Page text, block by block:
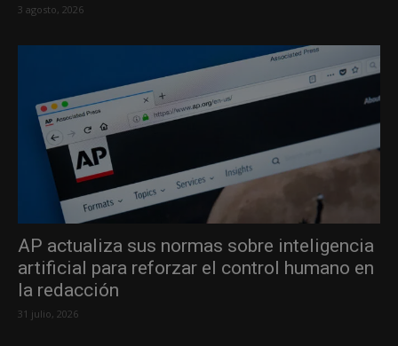
3 agosto, 2026
AP actualiza sus normas sobre inteligencia
artificial para reforzar el control humano en
la redacción
31 julio, 2026